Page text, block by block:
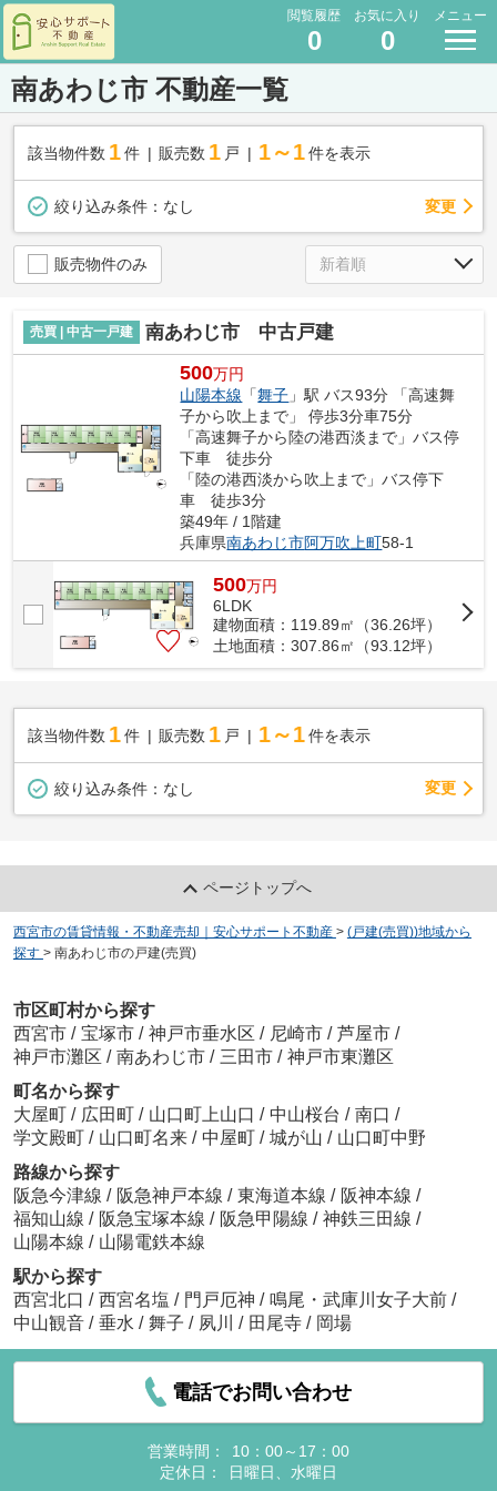
閲覧履歴
0
お気に入り
0
メニュー
南あわじ市 不動産一覧
該当物件数 1件 販売数 1 戸 1～1 件を表示
絞り込み条件： なし 変更
販売物件のみ
売買 | 中古一戸建 南あわじ市 中古戸建
500万円
山陽本線 「舞子 」駅 バス93分 「高速舞
子から吹上まで」 停歩3分車75分
「高速舞子から陸の港西淡まで」バス停
下車 徒歩分
「陸の港西淡から吹上まで」バス停下
車 徒歩3分
築49年 / 1階建
兵庫県南あわじ市阿万吹上町58-1
500万円
6LDK
建物面積：119.89㎡（36.26坪）
土地面積：307.86㎡（93.12坪）
該当物件数 1件 販売数 1 戸 1～1 件を表示
絞り込み条件： なし 変更
ページトップへ
西宮市の賃貸情報・不動産売却｜安心サポート不動産 > (戸建(売買))地域から
探す > 南あわじ市の戸建(売買)
市区町村から探す
西宮市 / 宝塚市 / 神戸市垂水区 / 尼崎市 / 芦屋市 /
神戸市灘区 / 南あわじ市 / 三田市 / 神戸市東灘区
町名から探す
大屋町 / 広田町 / 山口町上山口 / 中山桜台 / 南口 /
学文殿町 / 山口町名来 / 中屋町 / 城が山 / 山口町中野
路線から探す
阪急今津線 / 阪急神戸本線 / 東海道本線 / 阪神本線 /
福知山線 / 阪急宝塚本線 / 阪急甲陽線 / 神鉄三田線 /
山陽本線 / 山陽電鉄本線
駅から探す
西宮北口 / 西宮名塩 / 門戸厄神 / 鳴尾・武庫川女子大前 /
中山観音 / 垂水 / 舞子 / 夙川 / 田尾寺 / 岡場
電話でお問い合わせ
営業時間：
10：00～17：00
定休日：
日曜日、水曜日